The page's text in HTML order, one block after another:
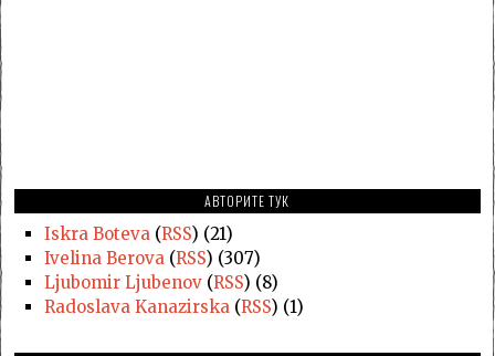
АВТОРИТЕ ТУК
Iskra Boteva(RSS) (21)
Ivelina Berova(RSS) (307)
Ljubomir Ljubenov(RSS) (8)
Radoslava Kanazirska(RSS) (1)